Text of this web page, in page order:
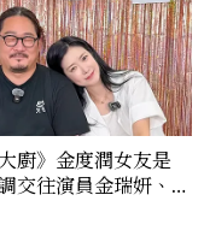
廚》金度潤女友是
交往演員金瑞妍、曾